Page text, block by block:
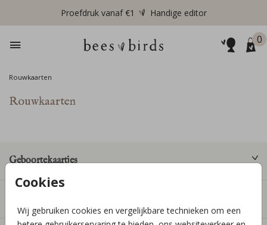
Proefdruk vanaf €1 Handige editor
0
Cookies
Wij gebruiken cookies en vergelijkbare technieken om een
Rouwkaarten
Rouwkaarten
Geboortekaartjes